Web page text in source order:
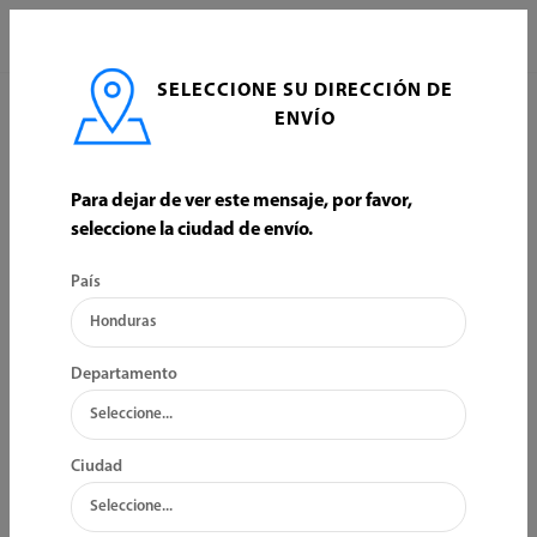
HERRAMIENTA MANUAL TRAMONTINA
ORDENAR POR:
SELECCIONE SU DIRECCIÓN DE
ENVÍO
Para dejar de ver este mensaje, por favor,
seleccione la ciudad de envío.
País
Departamento
Ciudad